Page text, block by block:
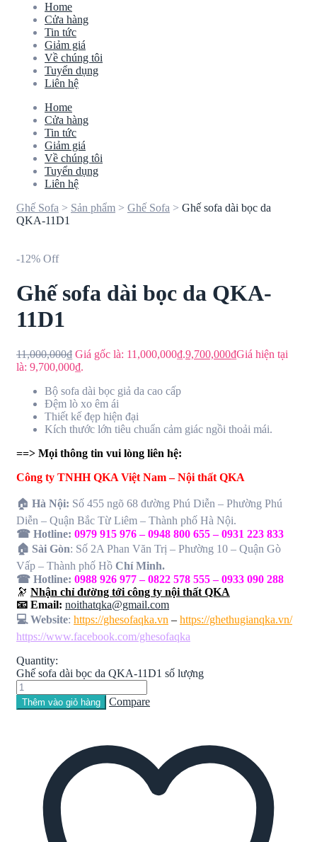
Home
Cửa hàng
Tin tức
Giảm giá
Về chúng tôi
Tuyển dụng
Liên hệ
Home
Cửa hàng
Tin tức
Giảm giá
Về chúng tôi
Tuyển dụng
Liên hệ
Ghế Sofa > Sản phẩm > Ghế Sofa > Ghế sofa dài bọc da
QKA-11D1
-12% Off
Ghế sofa dài bọc da QKA-
11D1
11,000,000₫ Giá gốc là: 11,000,000₫.9,700,000₫Giá hiện tại
là: 9,700,000₫.
Bộ sofa dài bọc giả da cao cấp
Đệm lò xo êm ái
Thiết kế đẹp hiện đại
Kích thước lớn tiêu chuẩn cảm giác ngồi thoải mái.
==> Mọi thông tin vui lòng liên hệ:
Công ty TNHH QKA Việt Nam – Nội thất QKA
🏠 Hà Nội: Số 455 ngõ 68 đường Phú Diễn – Phường Phú
Diễn – Quận Bắc Từ Liêm – Thành phố Hà Nội.
☎ Hotline: 0979 915 976 – 0948 800 655 – 0931 223 833
🏠 Sài Gòn: Số 2A Phan Văn Trị – Phường 10 – Quận Gò
Vấp – Thành phố Hồ Chí Minh.
☎ Hotline: 0988 926 977 – 0822 578 555 – 0933 090 288
🔭 Nhận chỉ đường tới công ty nội thất QKA
📧 Email: noithatqka@gmail.com
💻 Website: https://ghesofaqka.vn – https://ghethugianqka.vn/
https://www.facebook.com/ghesofaqka
Quantity:
Ghế sofa dài bọc da QKA-11D1 số lượng
Thêm vào giỏ hàng Compare